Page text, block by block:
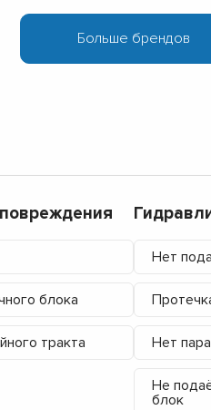
блока
тракта
Нет
Нет
Не
блок